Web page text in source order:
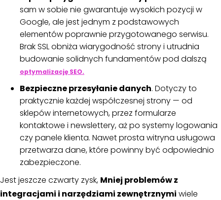
sam w sobie nie gwarantuje wysokich pozycji w
Google, ale jest jednym z podstawowych
elementów poprawnie przygotowanego serwisu.
Brak SSL obniża wiarygodność strony i utrudnia
budowanie solidnych fundamentów pod dalszą
optymalizację SEO.
Bezpieczne przesyłanie danych. Dotyczy to
praktycznie każdej współczesnej strony — od
sklepów internetowych, przez formularze
kontaktowe i newslettery, aż po systemy logowania
czy panele klienta. Nawet prosta witryna usługowa
przetwarza dane, które powinny być odpowiednio
zabezpieczone.
Jest jeszcze czwarty zysk, Mniej problemów z
integracjami i narzędziami zewnętrznymi wiele